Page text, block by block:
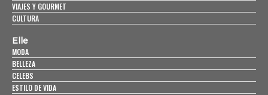
VIAJES Y GOURMET
CULTURA
Elle
MODA
BELLEZA
CELEBS
ESTILO DE VIDA